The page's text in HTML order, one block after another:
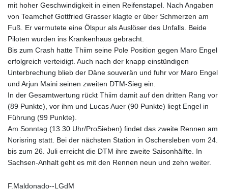
mit hoher Geschwindigkeit in einen Reifenstapel. Nach Angaben
von Teamchef Gottfried Grasser klagte er über Schmerzen am
Fuß. Er vermutete eine Ölspur als Auslöser des Unfalls. Beide
Piloten wurden ins Krankenhaus gebracht.
Bis zum Crash hatte Thiim seine Pole Position gegen Maro Engel
erfolgreich verteidigt. Auch nach der knapp einstündigen
Unterbrechung blieb der Däne souverän und fuhr vor Maro Engel
und Arjun Maini seinen zweiten DTM-Sieg ein.
In der Gesamtwertung rückt Thiim damit auf den dritten Rang vor
(89 Punkte), vor ihm und Lucas Auer (90 Punkte) liegt Engel in
Führung (99 Punkte).
Am Sonntag (13.30 Uhr/ProSieben) findet das zweite Rennen am
Norisring statt. Bei der nächsten Station in Oschersleben vom 24.
bis zum 26. Juli erreicht die DTM ihre zweite Saisonhälfte. In
Sachsen-Anhalt geht es mit den Rennen neun und zehn weiter.
F.Maldonado--LGdM